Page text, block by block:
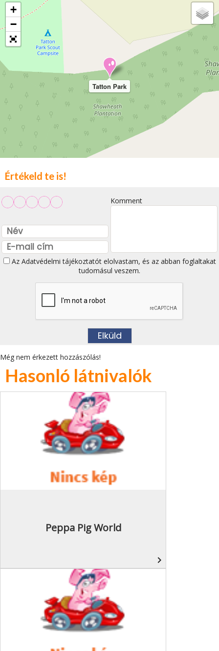
Tatton Park
+
−
Értékeld te is!
Komment
Az Adatvédelmi tájékoztatótelolvastam, és az abban foglaltakat
tudomásul veszem.
Még nem érkezett hozzászólás!
Hasonló látnivalók
Peppa Pig World
navigate_next